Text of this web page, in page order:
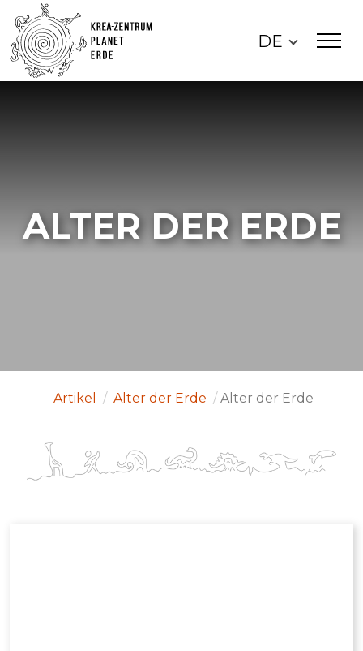
DE
ALTER DER ERDE
Artikel / Alter der Erde / Alter der Erde